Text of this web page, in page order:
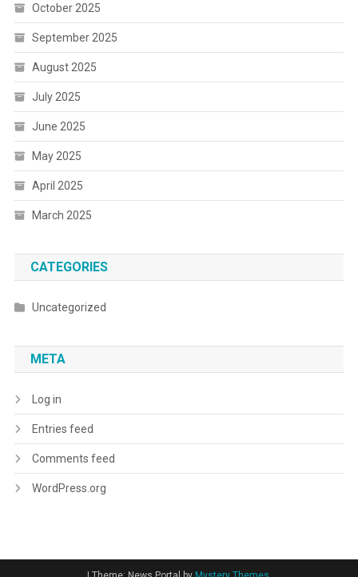
October 2025
September 2025
August 2025
July 2025
June 2025
May 2025
April 2025
March 2025
CATEGORIES
Uncategorized
META
Log in
Entries feed
Comments feed
WordPress.org